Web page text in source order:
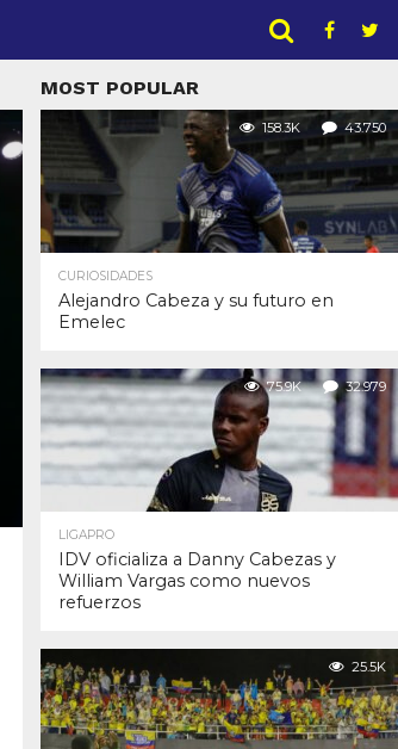
MOST POPULAR
158.3K 43.750
CURIOSIDADES
Alejandro Cabeza y su futuro en
Emelec
75.9K 32.979
LIGAPRO
IDV oficializa a Danny Cabezas y
William Vargas como nuevos
refuerzos
25.5K